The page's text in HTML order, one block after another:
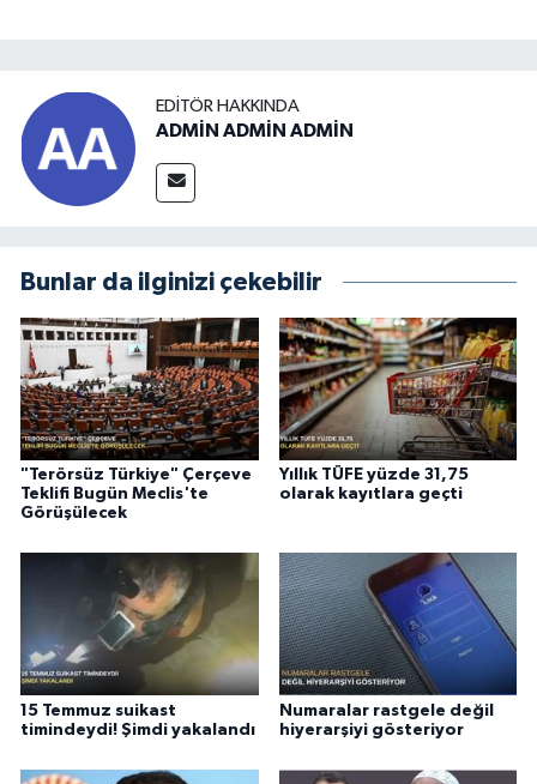
EDITÖR HAKKINDA
ADMİN ADMİN ADMİN
Bunlar da ilginizi çekebilir
"Terörsüz Türkiye" Çerçeve
Teklifi Bugün Meclis'te
Görüşülecek
Yıllık TÜFE yüzde 31,75
olarak kayıtlara geçti
15 Temmuz suikast
timindeydi! Şimdi yakalandı
Numaralar rastgele değil
hiyerarşiyi gösteriyor